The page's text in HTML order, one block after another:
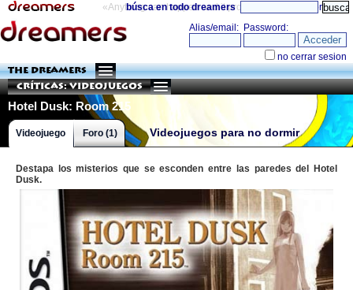
«Anything can happen and it probably will» directorio
búsca en todo dreamers
THE DREAMERS
Críticas: Videojuegos
Hotel Dusk: Room 215
Videojuegos para no dormir
Videojuego Foro (1)
Destapa los misterios que se esconden entre las paredes del Hotel
Dusk.